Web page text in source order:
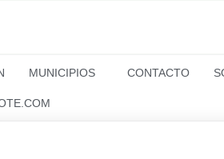
MUNICIPIOS CONTACTO